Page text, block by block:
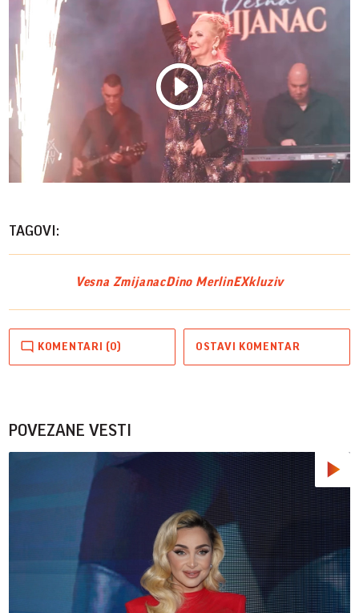
Play
TAGOVI:
Vesna ZmijanacDino MerlinEXkluziv
KOMENTARI (0) OSTAVI KOMENTAR
POVEZANE VESTI